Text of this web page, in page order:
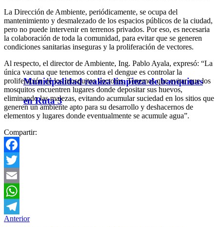
Municipalidad realiza limpieza de banquinas
en Ruta 3
La Dirección de Ambiente, periódicamente, se ocupa del
mantenimiento y desmalezado de los espacios públicos de la ciudad,
pero no puede intervenir en terrenos privados. Por eso, es necesaria
la colaboración de toda la comunidad, para evitar que se generen
condiciones sanitarias inseguras y la proliferación de vectores.
Al respecto, el director de Ambiente, Ing. Pablo Ayala, expresó: “La
única vacuna que tenemos contra el dengue es controlar la
proliferación de los mosquitos vectores. Tenemos que evitar que los
mosquitos encuentren lugares donde depositar sus huevos,
eliminando las malezas, evitando acumular suciedad en los sitios que
generen un ambiente apto para su desarrollo y deshacernos de
elementos y lugares donde eventualmente se acumule agua”.
Compartir:
Facebook
Twitter
Email
WhatsApp
Telegram
Anterior